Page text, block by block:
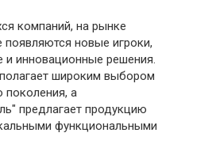
компаний, на рынке
появляются новые игроки,
инновационные решения.
широким выбором
поколения, а
предлагает продукцию
функциональными